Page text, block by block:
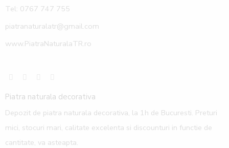
Tel: 0767 747 755
piatranaturalatr@gmail.com
www.PiatraNaturalaTR.ro
Piatra naturala decorativa
Depozit de piatra naturala decorativa, la 1h de Bucuresti. Preturi
mici, stocuri mari, calitate excelenta si discounturi in functie de
cantitate, va asteapta.